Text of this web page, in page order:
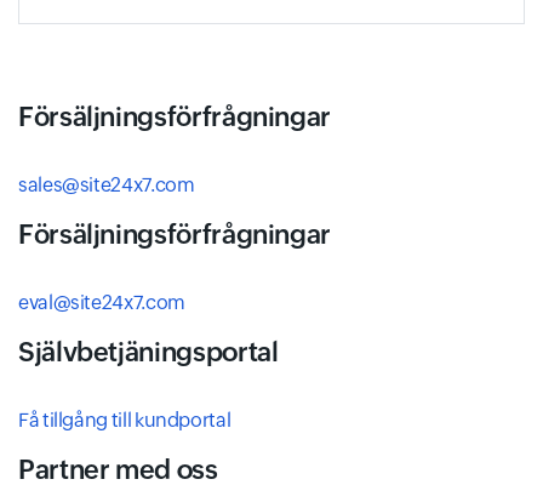
Försäljningsförfrågningar
sales@site24x7.com
Försäljningsförfrågningar
eval@site24x7.com
Självbetjäningsportal
Få tillgång till kundportal
Partner med oss